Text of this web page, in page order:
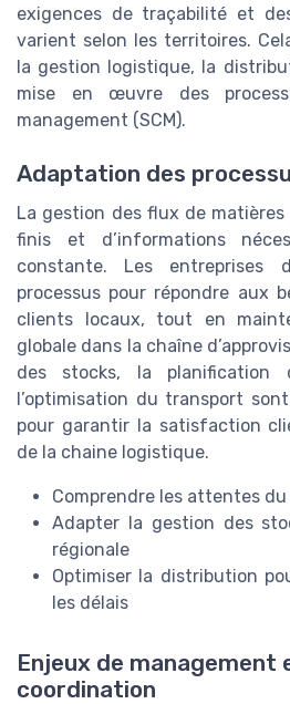
exigences de traçabilité et
varient selon les territoires.
la gestion logistique, la
mise en œuvre des
management (SCM).
Adaptation des
La gestion des flux de
finis et d’informations
constante. Les entreprises
processus pour répondre aux
clients locaux, tout en
globale dans la chaîne
des stocks, la
l’optimisation du transport
pour garantir la satisfaction
de la chaine logistique.
Comprendre les attentes du
Adapter la gestion des
régionale
Optimiser la distribution
les délais
Enjeux de management
coordination